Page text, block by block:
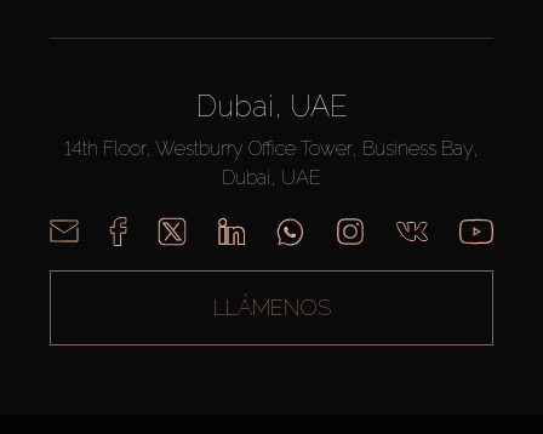
Dubai, UAE
14th Floor, Westburry Office Tower, Business Bay,
Dubai, UAE
LLÁMENOS